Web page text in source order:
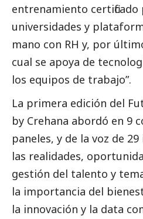
entrenamiento
universidades y
mano con RH y, por
cual se apoya de
los equipos de trabajo”.
La primera edición del
by Crehana abordó en 9
paneles, y de la voz de
las realidades,
gestión del talento y
la importancia del
la innovación y la data